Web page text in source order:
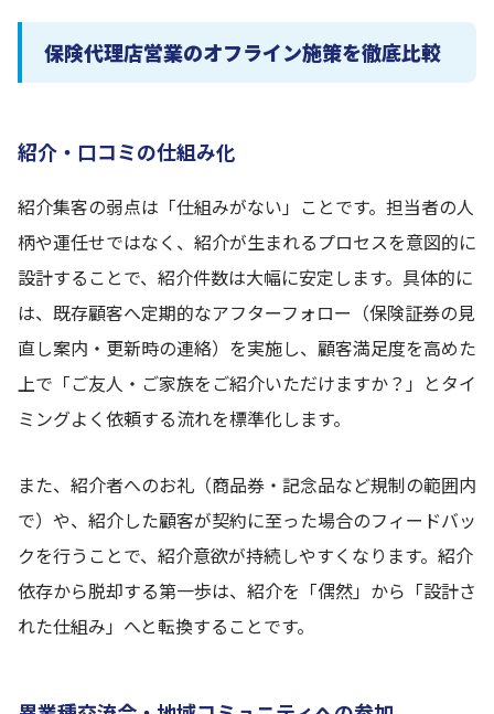
保険代理店営業のオフライン施策を徹底比較
紹介・口コミの仕組み化
紹介集客の弱点は「仕組みがない」ことです。担当者の人
柄や運任せではなく、紹介が生まれるプロセスを意図的に
設計することで、紹介件数は大幅に安定します。具体的に
は、既存顧客へ定期的なアフターフォロー（保険証券の見
直し案内・更新時の連絡）を実施し、顧客満足度を高めた
上で「ご友人・ご家族をご紹介いただけますか？」とタイ
ミングよく依頼する流れを標準化します。
また、紹介者へのお礼（商品券・記念品など規制の範囲内
で）や、紹介した顧客が契約に至った場合のフィードバッ
クを行うことで、紹介意欲が持続しやすくなります。紹介
依存から脱却する第一歩は、紹介を「偶然」から「設計さ
れた仕組み」へと転換することです。